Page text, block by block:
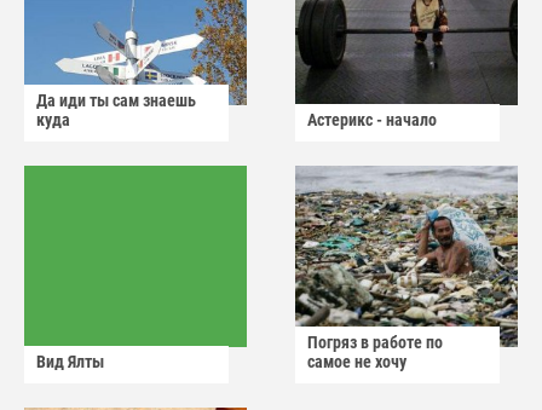
Да иди ты сам знаешь
куда
Астерикс - начало
Вид Ялты
Погряз в работе по
самое не хочу